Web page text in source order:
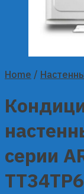
Home /
серии